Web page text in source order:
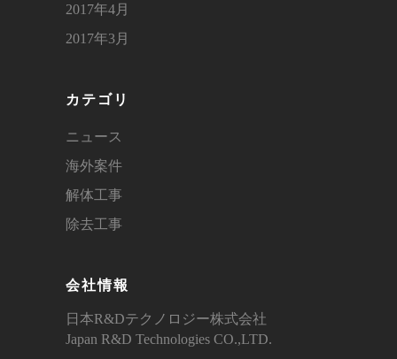
2017年4月
2017年3月
カテゴリ
ニュース
海外案件
解体工事
除去工事
会社情報
日本R&Dテクノロジー株式会社
Japan R&D Technologies CO.,LTD.